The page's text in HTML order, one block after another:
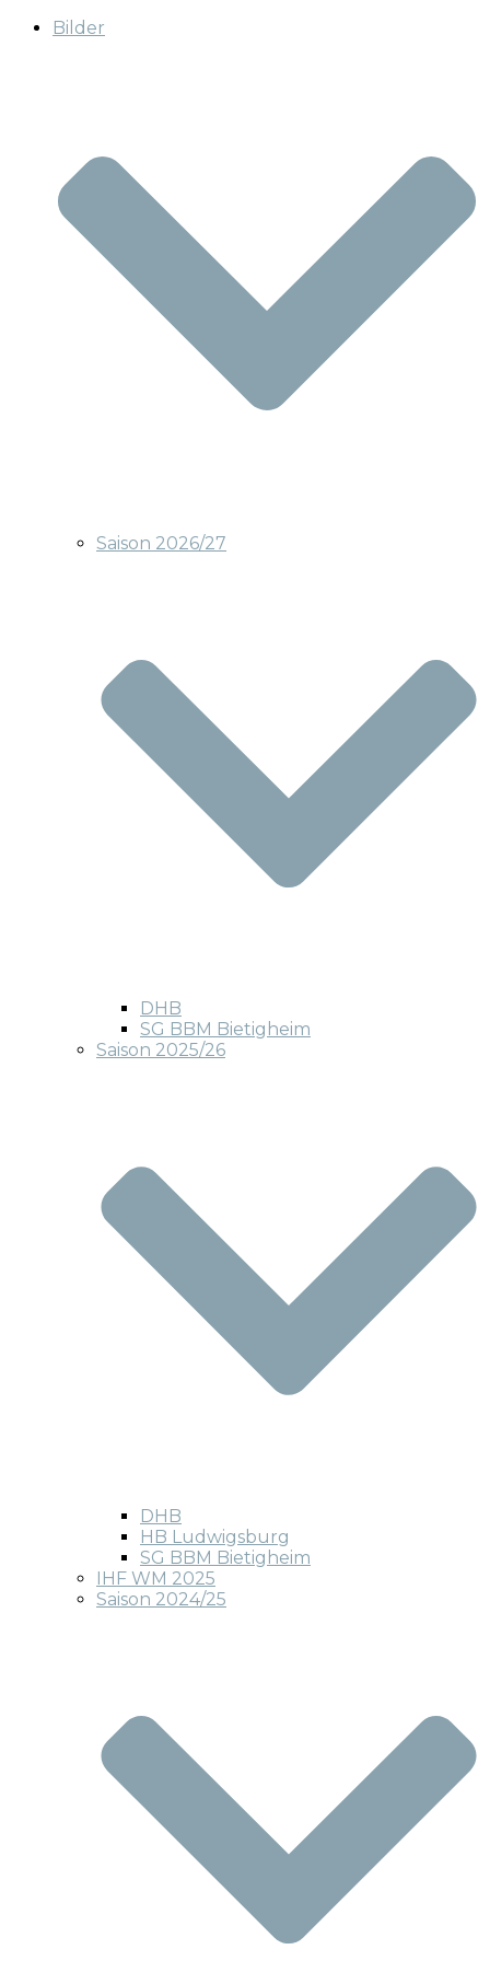
Bilder
Saison 2026/27
DHB
SG BBM Bietigheim
Saison 2025/26
DHB
HB Ludwigsburg
SG BBM Bietigheim
IHF WM 2025
Saison 2024/25